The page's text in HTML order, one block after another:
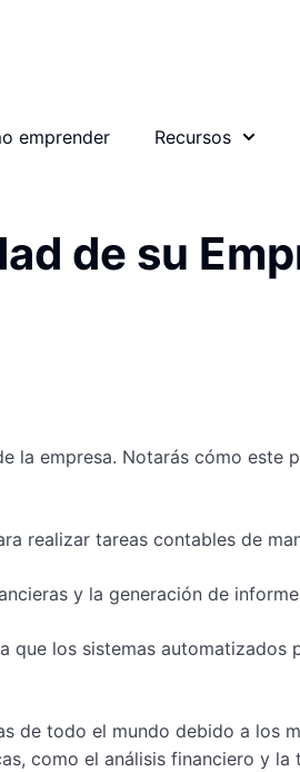
emprender Recursos
de su
la empresa. Notarás cómo este
realizar tareas contables de
y la generación de
los sistemas automatizados
de todo el mundo debido a los
como el análisis financiero y la